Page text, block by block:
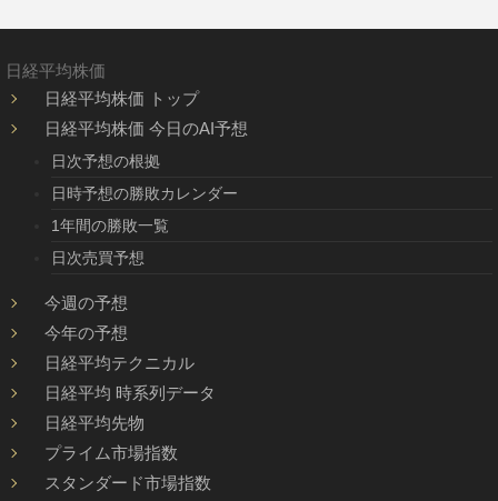
日経平均株価
日経平均株価 トップ
日経平均株価 今日のAI予想
日次予想の根拠
日時予想の勝敗カレンダー
1年間の勝敗一覧
日次売買予想
今週の予想
今年の予想
日経平均テクニカル
日経平均 時系列データ
日経平均先物
プライム市場指数
スタンダード市場指数